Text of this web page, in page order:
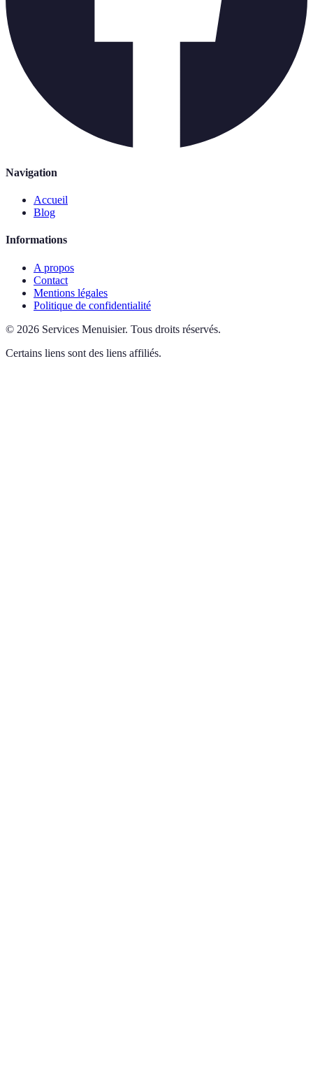
Navigation
Accueil
Blog
Informations
A propos
Contact
Mentions légales
Politique de confidentialité
© 2026 Services Menuisier. Tous droits réservés.
Certains liens sont des liens affiliés.